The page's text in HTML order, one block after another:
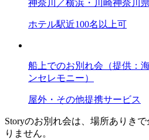
神奈川／横浜・川崎神奈川
ホテル駅近100名以上可
船上でのお別れ会（提供：
ンセレモニー）
屋外・その他提携サービス
Storyのお別れ会は、場所ありき
りません。